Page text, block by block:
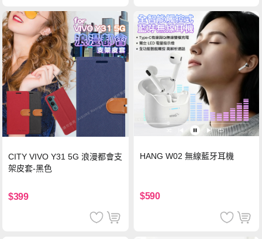
CITY VIVO Y31 5G 浪漫都會支
架皮套-黑色
$399
HANG W02 無線藍牙耳機
$590